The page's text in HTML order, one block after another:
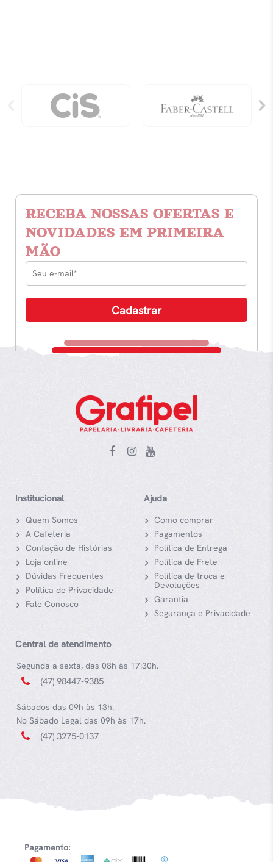
quantidade
RECEBA NOSSAS OFERTAS E
NOVIDADES EM PRIMEIRA
MÃO
Institucional
Quem Somos
A Cafeteria
Contação de Histórias
Loja online
Dúvidas Frequentes
Política de Privacidade
Fale Conosco
Ajuda
Como comprar
Pagamentos
Política de Entrega
Política de Frete
Política de troca e
Devoluções
Garantia
Segurança e Privacidade
Central de atendimento
Segunda a sexta, das 08h às 17:30h.
(47) 98447-9385
Sábados das 09h às 13h.
No Sábado Legal das 09h às 17h.
(47) 3275-0137
Pagamento: